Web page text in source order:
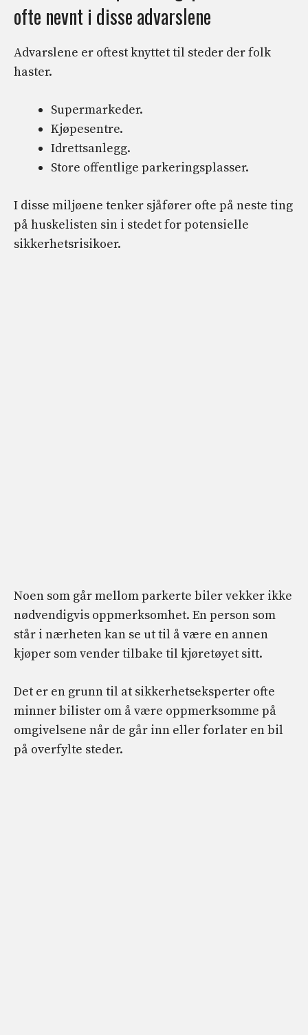
ofte nevnt i disse advarslene
Advarslene er oftest knyttet til steder der folk
haster.
Supermarkeder.
Kjøpesentre.
Idrettsanlegg.
Store offentlige parkeringsplasser.
I disse miljøene tenker sjåfører ofte på neste ting
på huskelisten sin i stedet for potensielle
sikkerhetsrisikoer.
Noen som går mellom parkerte biler vekker ikke
nødvendigvis oppmerksomhet. En person som
står i nærheten kan se ut til å være en annen
kjøper som vender tilbake til kjøretøyet sitt.
Det er en grunn til at sikkerhetseksperter ofte
minner bilister om å være oppmerksomme på
omgivelsene når de går inn eller forlater en bil
på overfylte steder.